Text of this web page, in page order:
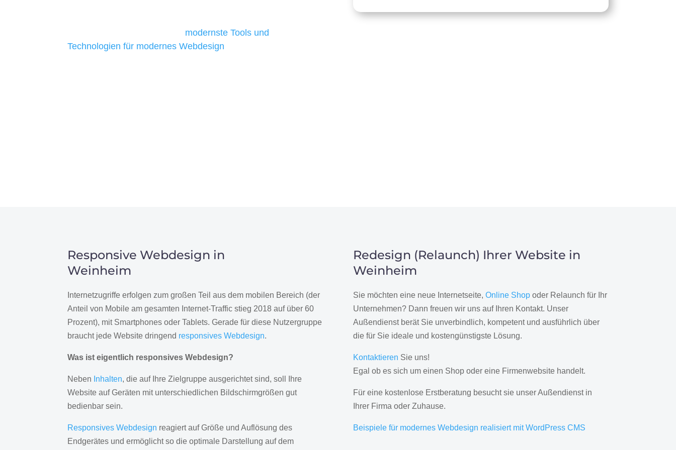
modernste Tools und
Technologien für modernes Webdesign
Responsive Webdesign in
Weinheim
Internetzugriffe erfolgen zum großen Teil aus dem mobilen Bereich (der
Anteil von Mobile am gesamten Internet-Traffic stieg 2018 auf über 60
Prozent), mit Smartphones oder Tablets. Gerade für diese Nutzergruppe
braucht jede Website dringend responsives Webdesign.
Was ist eigentlich responsives Webdesign?
Neben Inhalten, die auf Ihre Zielgruppe ausgerichtet sind, soll Ihre
Website auf Geräten mit unterschiedlichen Bildschirmgrößen gut
bedienbar sein.
Responsives Webdesign reagiert auf Größe und Auflösung des
Endgerätes und ermöglicht so die optimale Darstellung auf dem
Redesign (Relaunch) Ihrer Website in
Weinheim
Sie möchten eine neue Internetseite, Online Shopoder Relaunch für Ihr
Unternehmen? Dann freuen wir uns auf Ihren Kontakt. Unser
Außendienst berät Sie unverbindlich, kompetent und ausführlich über
die für Sie ideale und kostengünstigste Lösung.
Kontaktieren Sie uns!
Egal ob es sich um einen Shop oder eine Firmenwebsite handelt.
Für eine kostenlose Erstberatung besucht sie unser Außendienst in
Ihrer Firma oder Zuhause.
Beispiele für modernes Webdesign realisiert mit WordPress CMS